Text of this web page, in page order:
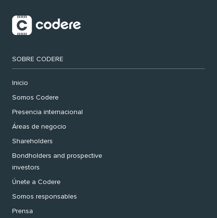
SOBRE CODERE
Inicio
Somos Codere
Presencia internacional
Áreas de negocio
Shareholders
Bondholders and prospective
investors
Únete a Codere
Somos responsables
Prensa